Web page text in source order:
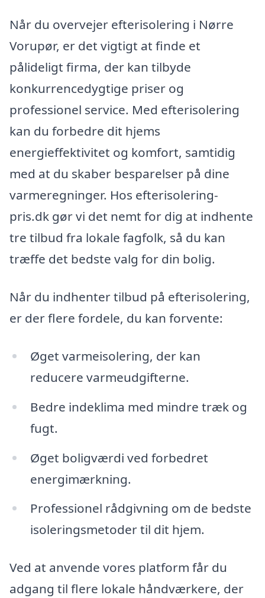
Når du overvejer efterisolering i Nørre
Vorupør, er det vigtigt at finde et
pålideligt firma, der kan tilbyde
konkurrencedygtige priser og
professionel service. Med efterisolering
kan du forbedre dit hjems
energieffektivitet og komfort, samtidig
med at du skaber besparelser på dine
varmeregninger. Hos efterisolering-
pris.dk gør vi det nemt for dig at indhente
tre tilbud fra lokale fagfolk, så du kan
træffe det bedste valg for din bolig.
Når du indhenter tilbud på efterisolering,
er der flere fordele, du kan forvente:
Øget varmeisolering, der kan
reducere varmeudgifterne.
Bedre indeklima med mindre træk og
fugt.
Øget boligværdi ved forbedret
energimærkning.
Professionel rådgivning om de bedste
isoleringsmetoder til dit hjem.
Ved at anvende vores platform får du
adgang til flere lokale håndværkere, der